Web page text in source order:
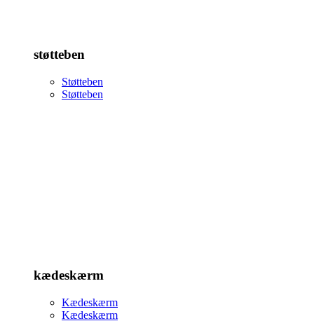
støtteben
Støtteben
Støtteben
kædeskærm
Kædeskærm
Kædeskærm